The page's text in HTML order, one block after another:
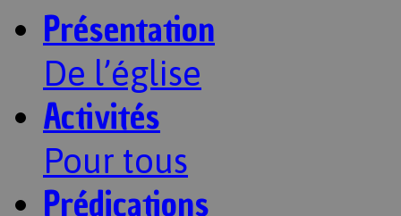
Présentation
De l’église
Activités
Pour tous
Prédications